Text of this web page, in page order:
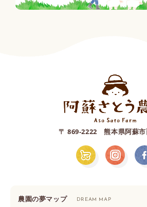
〒 869-2222 熊本県阿蘇市
農園の夢マップ DREAM MAP